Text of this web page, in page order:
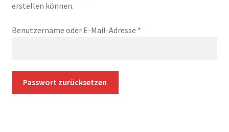
Mein Konto
Shop
erstellen können.
Benutzername oder E-Mail-Adresse *Erforderlich
Passwort zurücksetzen